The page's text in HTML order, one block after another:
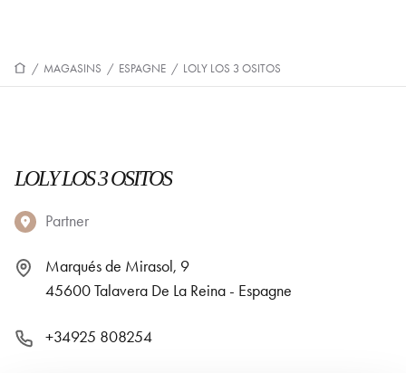
/ MAGASINS / ESPAGNE / LOLY LOS 3 OSITOS
LOLY LOS 3 OSITOS
Partner
Marqués de Mirasol, 9
45600 Talavera De La Reina - Espagne
+34925 808254